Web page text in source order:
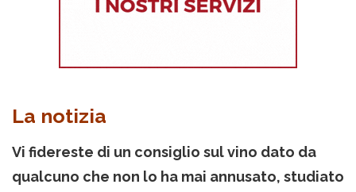
La notizia
Vi fidereste di un consiglio sul vino dato da
qualcuno che non lo ha mai annusato, studiato